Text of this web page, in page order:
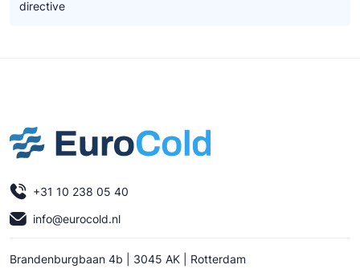
directive
+31 10 238 05 40
info@eurocold.nl
Brandenburgbaan 4b | 3045 AK | Rotterdam